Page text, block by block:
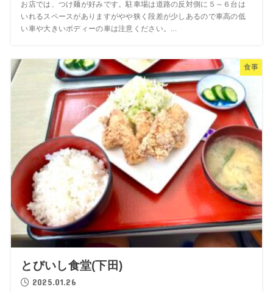
お店では、つけ麺が好みです。駐車場は道路の反対側に５～６台は
いれるスペースがありますがやや狭く段差が少しあるので車高の低
い車や大きいボディーの車は注意ください。...
食事
とびいし食堂(下田)
2025.01.26